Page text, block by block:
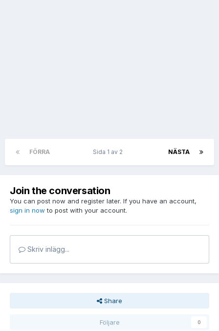
FÖRRA NÄSTA
Sida 1 av 2
Join the conversation
You can post now and register later. If you have an account,
sign in now to post with your account.
Skriv inlägg...
Share
Följare 0